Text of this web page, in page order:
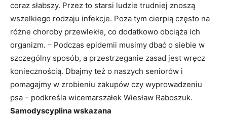
coraz słabszy. Przez to starsi ludzie trudniej znoszą
wszelkiego rodzaju infekcje. Poza tym cierpią często na
różne choroby przewlekłe, co dodatkowo obciąża ich
organizm. – Podczas epidemii musimy dbać o siebie w
szczególny sposób, a przestrzeganie zasad jest wręcz
koniecznością. Dbajmy też o naszych seniorów i
pomagajmy w zrobieniu zakupów czy wyprowadzeniu
psa – podkreśla wicemarszałek Wiesław Raboszuk.
Samodyscyplina wskazana